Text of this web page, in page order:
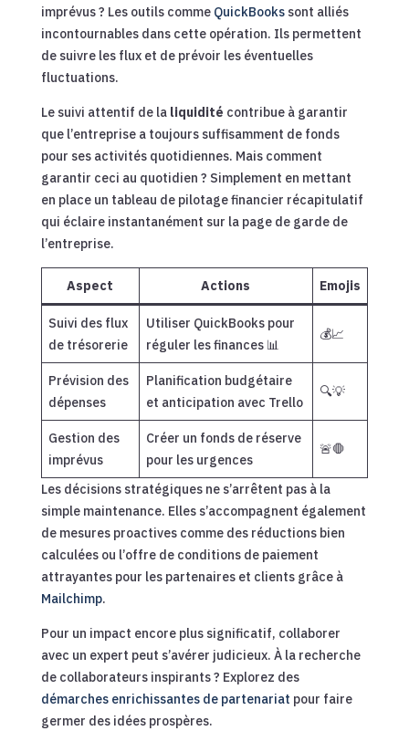
imprévus ? Les outils comme QuickBookssont alliés
incontournables dans cette opération. Ils permettent
de suivre les flux et de prévoir les éventuelles
fluctuations.
Le suivi attentif de la liquidité contribue à garantir
que l’entreprise a toujours suffisamment de fonds
pour ses activités quotidiennes. Mais comment
garantir ceci au quotidien ? Simplement en mettant
en place un tableau de pilotage financier récapitulatif
qui éclaire instantanément sur la page de garde de
l’entreprise.
Aspect Actions Emojis
Suivi des flux
de trésorerie
Utiliser QuickBooks pour
réguler les finances 📊
💰📈
Prévision des
dépenses
Planification budgétaire
et anticipation avec Trello
🔍💡
Gestion des
imprévus
Créer un fonds de réserve
pour les urgences
🚨🛑
Les décisions stratégiques ne s’arrêtent pas à la
simple maintenance. Elles s’accompagnent également
de mesures proactives comme des réductions bien
calculées ou l’offre de conditions de paiement
attrayantes pour les partenaires et clients grâce à
Mailchimp.
Pour un impact encore plus significatif, collaborer
avec un expert peut s’avérer judicieux. À la recherche
de collaborateurs inspirants ? Explorez des
démarches enrichissantes de partenariat pour faire
germer des idées prospères.